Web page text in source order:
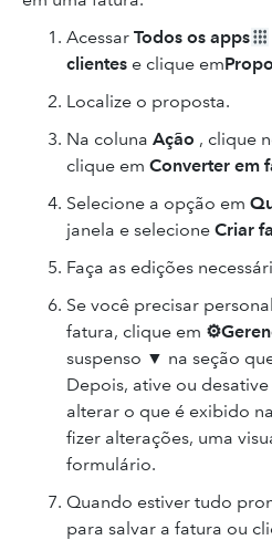
Acessar Todos os apps
clientes e clique em
Localize o proposta.
Na coluna Ação , clique
clique em Converter em
Selecione a opção em
janela e selecione Criar
Faça as edições
Se você precisar
fatura, clique em
suspenso ▼ na seção
Depois, ative ou
alterar o que é exibido
fizer alterações, uma
formulário.
Quando estiver tudo
para salvar a fatura ou